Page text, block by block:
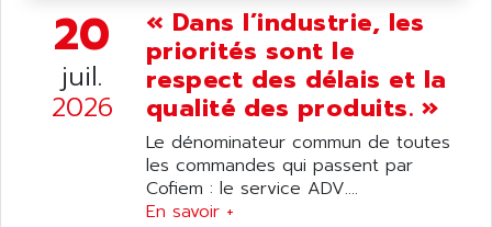
20
juil.
2026
« Dans l’industrie, les
priorités sont le
respect des délais et la
qualité des produits. »
Le dénominateur commun de toutes
les commandes qui passent par
Cofiem : le service ADV....
En savoir +